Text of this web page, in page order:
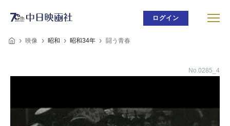
ログイン
映像 昭和 昭和34年 闘う青春
No.0285_4